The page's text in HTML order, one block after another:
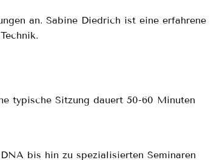
an. Sabine Diedrich ist eine erfahrene
typische Sitzung dauert 50-60 Minuten
bis hin zu spezialisierten Seminaren